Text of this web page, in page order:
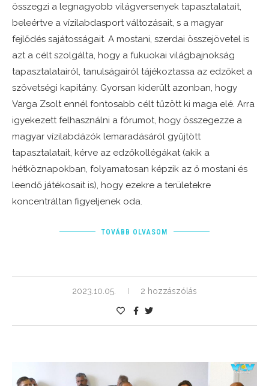
összegzi a legnagyobb világversenyek tapasztalatait,
beleértve a vízilabdasport változásait, s a magyar
fejlődés sajátosságait. A mostani, szerdai összejövetel is
azt a célt szolgálta, hogy a fukuokai világbajnokság
tapasztalatairól, tanulságairól tájékoztassa az edzőket a
szövetségi kapitány. Gyorsan kiderült azonban, hogy
Varga Zsolt ennél fontosabb célt tűzött ki maga elé. Arra
igyekezett felhasználni a fórumot, hogy összegezze a
magyar vízilabdázók lemaradásáról gyűjtött
tapasztalatait, kérve az edzőkollégákat (akik a
hétköznapokban, folyamatosan képzik az ő mostani és
leendő játékosait is), hogy ezekre a területekre
koncentráltan figyeljenek oda.
TOVÁBB OLVASOM
2023.10.05. 2 hozzászólás